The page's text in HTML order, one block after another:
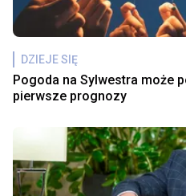
DZIEJE SIĘ
Pogoda na Sylwestra może
pierwsze prognozy